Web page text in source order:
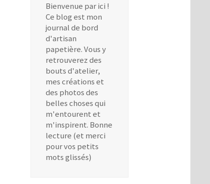
Bienvenue par ici !
Ce blog est mon
journal de bord
d'artisan
papetière. Vous y
retrouverez des
bouts d'atelier,
mes créations et
des photos des
belles choses qui
m'entourent et
m'inspirent. Bonne
lecture (et merci
pour vos petits
mots glissés)